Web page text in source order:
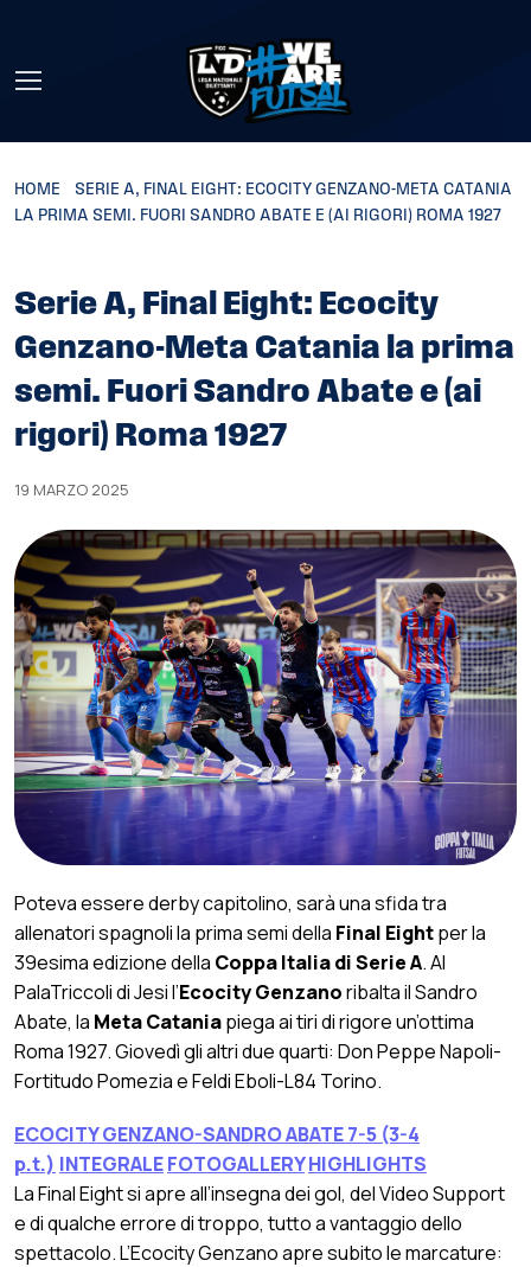
HOME
SERIE A, FINAL EIGHT: ECOCITY GENZANO-META CATANIA
LA PRIMA SEMI. FUORI SANDRO ABATE E (AI RIGORI) ROMA 1927
Serie A, Final Eight: Ecocity
Genzano-Meta Catania la prima
semi. Fuori Sandro Abate e (ai
rigori) Roma 1927
19 MARZO 2025
Poteva essere derby capitolino, sarà una sfida tra
allenatori spagnoli la prima semi della Final Eightper la
39esima edizione della Coppa Italia di Serie A. Al
PalaTriccoli di Jesi l’Ecocity Genzanoribalta il Sandro
Abate, la Meta Cataniapiega ai tiri di rigore un’ottima
Roma 1927. Giovedì gli altri due quarti: Don Peppe Napoli-
Fortitudo Pomezia e Feldi Eboli-L84 Torino.
ECOCITY GENZANO-SANDRO ABATE 7-5 (3-4
p.t.) INTEGRALEFOTOGALLERYHIGHLIGHTS
La Final Eight si apre all’insegna dei gol, del Video Support
e di qualche errore di troppo, tutto a vantaggio dello
spettacolo. L’Ecocity Genzano apre subito le marcature: